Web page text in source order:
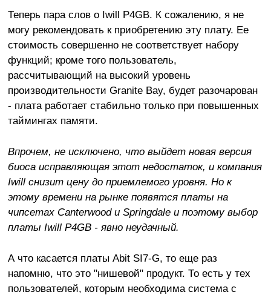
Теперь пара слов о Iwill P4GB. К сожалению, я не
могу рекомендовать к приобретению эту плату. Ее
стоимость совершенно не соответствует набору
функций; кроме того пользователь,
рассчитывающий на высокий уровень
производительности Granite Bay, будет разочарован
- плата работает стабильно только при повышенных
таймингах памяти.
Впрочем, не исключено, что выйдет новая версия
биоса исправляющая этот недостаток, и компания
Iwill снизит цену до приемлемого уровня. Но к
этому времени на рынке появятся платы на
чипсетах Canterwood и Springdale и поэтому выбор
платы Iwill P4GB - явно неудачный.
А что касается платы Abit SI7-G, то еще раз
напомню, что это "нишевой" продукт. То есть у тех
пользователей, которым необходима система с